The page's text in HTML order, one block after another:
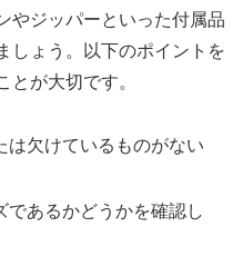
やジッパーといった付属品
しょう。以下のポイントを
とが大切です。
は欠けているものがない
であるかどうかを確認し